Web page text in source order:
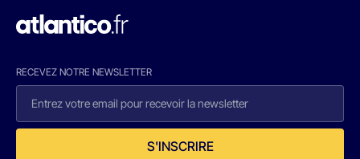
RECEVEZ NOTRE NEWSLETTER
S'INSCRIRE